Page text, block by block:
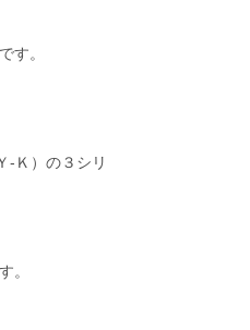
す。
-Ｋ）の３シリ
。